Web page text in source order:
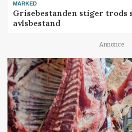
MARKED
Grisebestanden stiger trods
avlsbestand
Annonce